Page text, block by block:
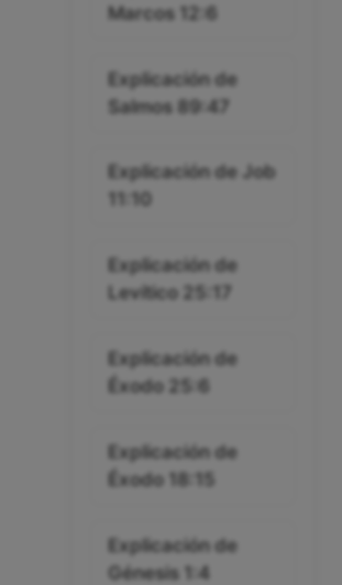
Marcos 12:6
Explicación de
Salmos 89:47
Explicación de Job
Explicación de
Levítico 25:17
Explicación de
Éxodo 25:6
Explicación de
Éxodo 18:15
Explicación de
Génesis 1:4